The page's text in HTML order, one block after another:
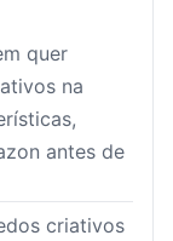
quer
na
antes de
criativos